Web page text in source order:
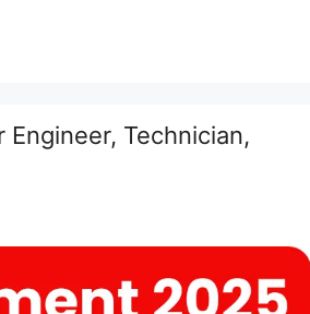
Engineer, Technician,